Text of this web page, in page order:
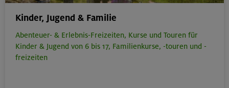
Kinder, Jugend & Familie
Abenteuer- & Erlebnis-Freizeiten, Kurse und Touren für
Kinder & Jugend von 6 bis 17, Familienkurse, -touren und -
freizeiten